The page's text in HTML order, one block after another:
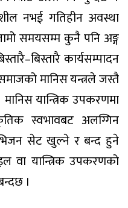
नभई गतिहीन अवस्था
समयसम्म कुनै पनि अङ्ग
कार्यसम्पादन
मानिस यन्त्रले जस्तै
यान्त्रिक उपकरणमा
स्वभावबट अलग्गिन
सेट खुल्ने र बन्द हुने
वा यान्त्रिक उपकरणको
।